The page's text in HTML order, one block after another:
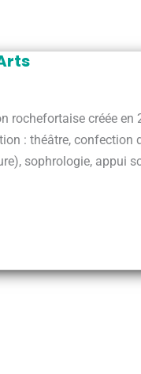
rochefortaise créée en
: théâtre, confection
sophrologie, appui